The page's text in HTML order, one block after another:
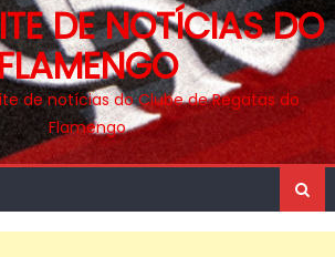
DE NOTÍCIAS DO
de notícias do Clube de Regatas do
Flamengo